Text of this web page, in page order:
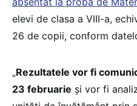
elevi de clasa a VIII-a,
26 de copii, conform
„Rezultatele vor fi
23 februarie și vor fi